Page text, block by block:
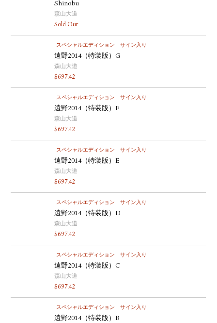
Shinobu
森山大道
Sold Out
スペシャルエディション サイン入り
遠野2014（特装版）G
森山大道
$697.42
スペシャルエディション サイン入り
遠野2014（特装版）F
森山大道
$697.42
スペシャルエディション サイン入り
遠野2014（特装版）E
森山大道
$697.42
スペシャルエディション サイン入り
遠野2014（特装版）D
森山大道
$697.42
スペシャルエディション サイン入り
遠野2014（特装版）C
森山大道
$697.42
スペシャルエディション サイン入り
遠野2014（特装版）B